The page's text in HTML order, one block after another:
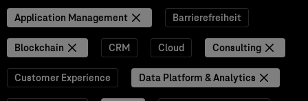
Application Management Barrierefreiheit
Blockchain CRM Cloud Consulting
Customer Experience Data Platform & Analytics